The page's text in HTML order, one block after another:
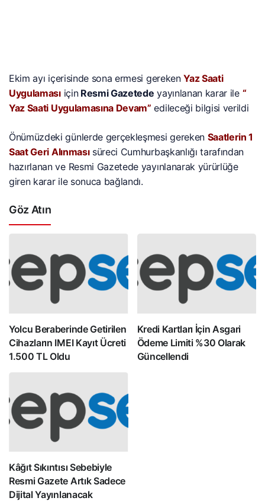
Ekim ayı içerisinde sona ermesi gerekenYaz Saati
Uygulaması içinResmi Gazetede yayınlanan karar ile “
Yaz Saati Uygulamasına Devam” edileceği bilgisi verildi
Önümüzdeki günlerde gerçekleşmesi gereken Saatlerin 1
Saat Geri Alınmasısüreci Cumhurbaşkanlığı tarafından
hazırlanan ve Resmi Gazetede yayınlanarak yürürlüğe
giren karar ile sonuca bağlandı.
Göz Atın
Yolcu Beraberinde Getirilen
Cihazların IMEI Kayıt Ücreti
1.500 TL Oldu
Kredi Kartları İçin Asgari
Ödeme Limiti %30 Olarak
Güncellendi
Kâğıt Sıkıntısı Sebebiyle
Resmi Gazete Artık Sadece
Dijital Yayınlanacak